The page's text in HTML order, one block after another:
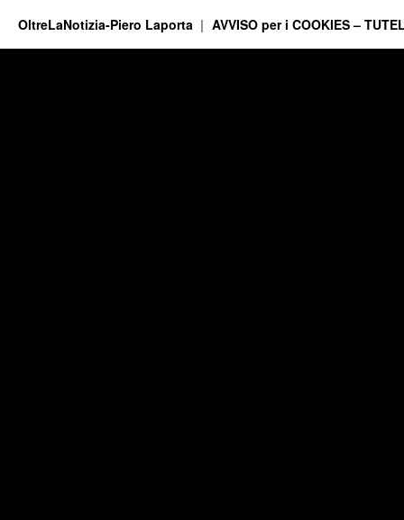
OltreLaNotizia-Piero Laporta AVVISO per i COOKIES –